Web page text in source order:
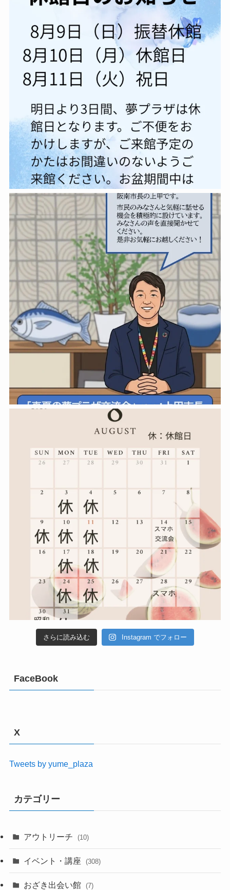
さらに読み込む Instagram でフォロー
FaceBook
X
Tweets by yume_plaza
カテゴリー
アウトリーチ (10)
イベント・講座 (308)
おざき出会い館 (7)